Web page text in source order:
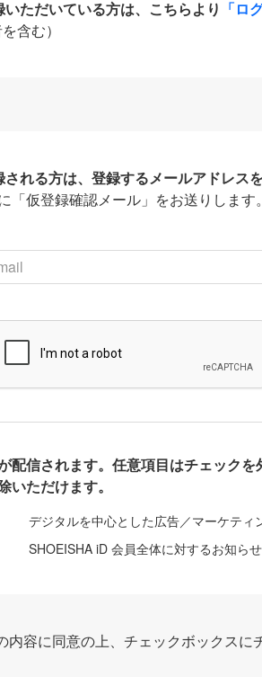
ただいている方は、こちらより 「ロ
含む）
れる方は、登録するメールアドレス
「仮登録確認メール」をお送りしま
配信されます。任意項目はチェック
いただけます。
デジタルを中心とした広告／マーケティ
SHOEISHA iD 会員全体に対するお知らせ
容に同意の上、チェックボックスに